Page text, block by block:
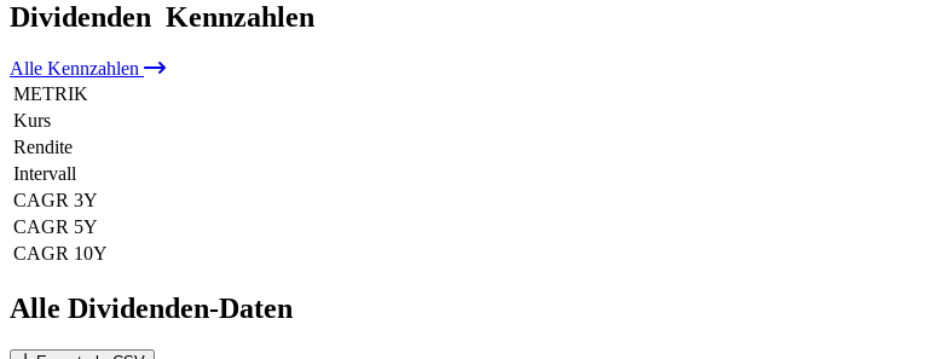
Dividenden Kennzahlen
Alle Kennzahlen
METRIK
Kurs
Rendite
Intervall
CAGR 3Y
CAGR 5Y
CAGR 10Y
Alle Dividenden-Daten